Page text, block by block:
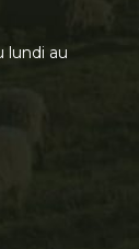
lundi au